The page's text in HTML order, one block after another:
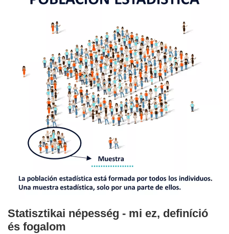
Statisztikai népesség - mi ez, definíció
és fogalom